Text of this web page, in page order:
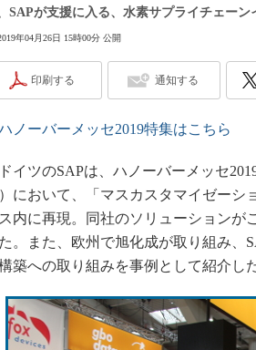
SAPが支援に入る、水素サプライチェー
年04月26日 15時00分 公開
印刷する 通知する
ノーバーメッセ2019特集はこちら
イツのSAPは、ハノーバーメッセ
において、「マスカスタマイゼーシ
内に再現。同社のソリューションが
。また、欧州で旭化成が取り組み、
築への取り組みを事例として紹介した